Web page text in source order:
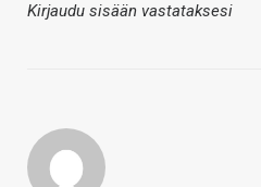
Kirjaudu sisään vastataksesi